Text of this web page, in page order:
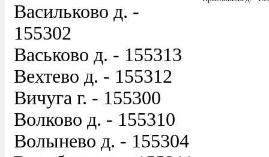
Васильково д. -
155302
Васьково д. - 155313
Вехтево д. - 155312
Вичуга г. - 155300
Волково д. - 155310
Волынево д. - 155304